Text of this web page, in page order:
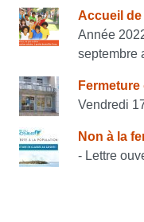
Consulter
Accueil
Année
septembre
Vendredi
Non à la
- Lettre